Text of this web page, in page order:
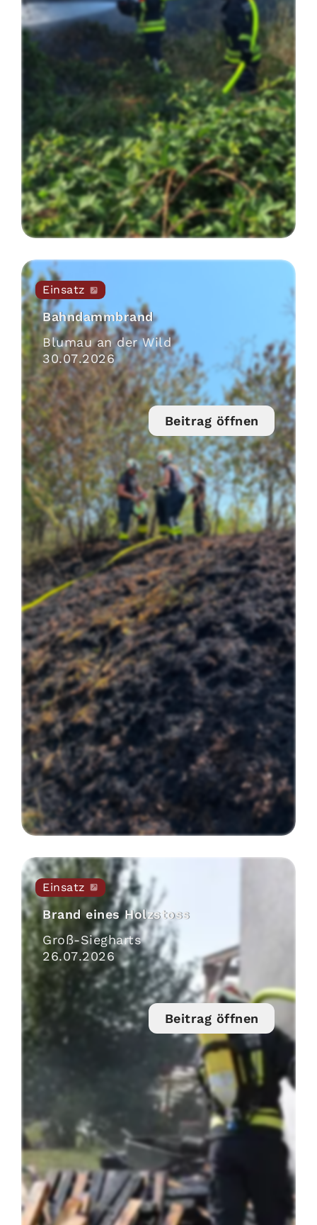
Einsatz
Bahndammbrand
Blumau an der Wild
30.07.2026
Beitrag öffnen
Einsatz
Brand eines Holzstoss
Groß-Siegharts
26.07.2026
Beitrag öffnen